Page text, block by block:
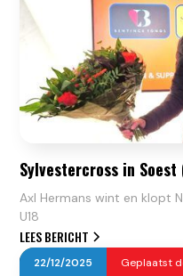
Sylvestercross in Soest
Axl Hermans wint en klopt
U18
LEES BERICHT
22/12/2025 Geplaatst